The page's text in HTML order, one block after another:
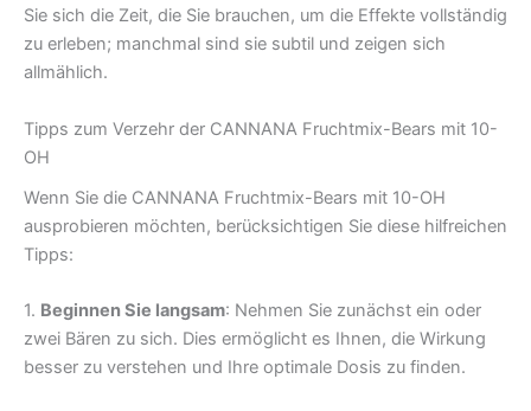
Sie sich die Zeit, die Sie brauchen, um die Effekte vollständig
zu erleben; manchmal sind sie subtil und zeigen sich
allmählich.
Tipps zum Verzehr der CANNANA Fruchtmix-Bears mit 10-
OH
Wenn Sie die CANNANA Fruchtmix-Bears mit 10-OH
ausprobieren möchten, berücksichtigen Sie diese hilfreichen
Tipps:
1. Beginnen Sie langsam: Nehmen Sie zunächst ein oder
zwei Bären zu sich. Dies ermöglicht es Ihnen, die Wirkung
besser zu verstehen und Ihre optimale Dosis zu finden.